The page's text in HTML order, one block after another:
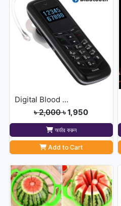
Digital Blood Pressure M
৳ 2,000৳ 1,950
অর্ডার করুন
Add to Cart